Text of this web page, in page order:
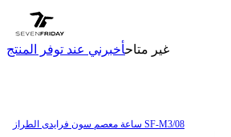
غير متاحأخبرني عند توفر المنتج
ساعة معصم سون فرایدی الطراز SF-M3/08